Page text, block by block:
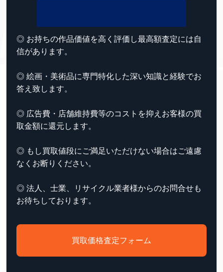
◎ お持ちの作品価値を高く評価し最高額査定には自
信があります。
◎ 絵画・美術品に専門特化した深い知識と経験でお
答え致します。
◎ 広告費・店舗維持費等のコストを抑えお客様の買
取金額に還元します。
◎ もし買取値段にご満足いただけない場合はご遠慮
なくお断りください。
◎ 法人、士業、リサイクル業者様からのお問合せも
お待ちしております。
買取価格査定フォーム